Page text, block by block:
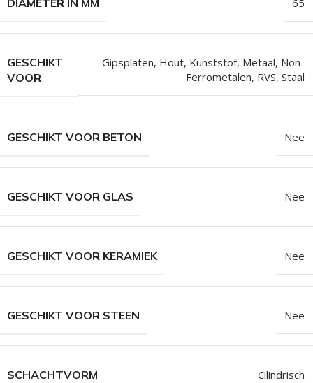
GESCHIKT
VOOR
Gipsplaten, Hout, Kunststof, Metaal, Non-
Ferrometalen, RVS, Staal
GESCHIKT VOOR BETON Nee
GESCHIKT VOOR GLAS Nee
GESCHIKT VOOR KERAMIEK Nee
GESCHIKT VOOR STEEN Nee
SCHACHTVORM Cilindrisch